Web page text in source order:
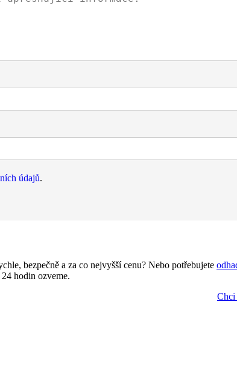
údajů.
bezpečně a za co nejvyšší cenu? Nebo potřebujete
hodin ozveme.
Chci